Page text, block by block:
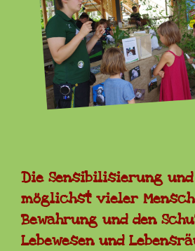
Die Sensibilisierung
möglichst vieler
Bewahrung und den
Lebewesen und